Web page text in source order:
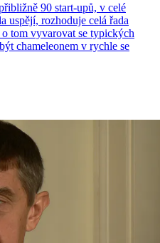
90 start-upů, v celé
uspějí, rozhoduje celá řada
tom vyvarovat se typických
chameleonem v rychle se